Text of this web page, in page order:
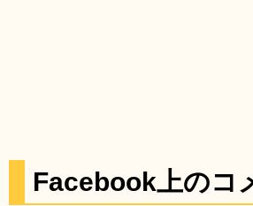
Facebook上のコ